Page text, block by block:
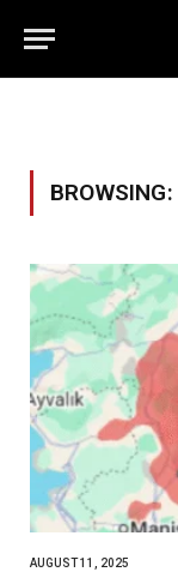
BROWSING:
AUGUST 11, 2025